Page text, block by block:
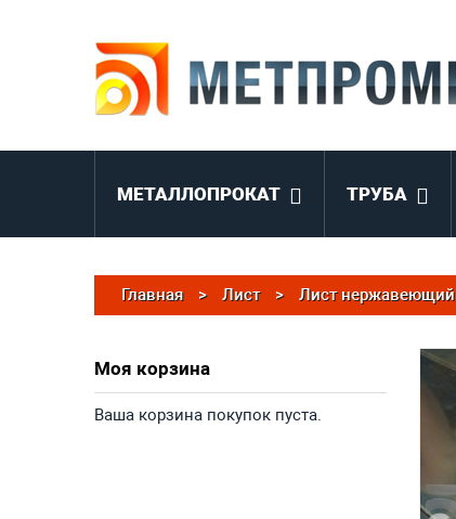
МЕТАЛЛОПРОКАТ ТРУБА
Главная > Лист > Лист нержавеющий
Моя корзина
Ваша корзина покупок пуста.